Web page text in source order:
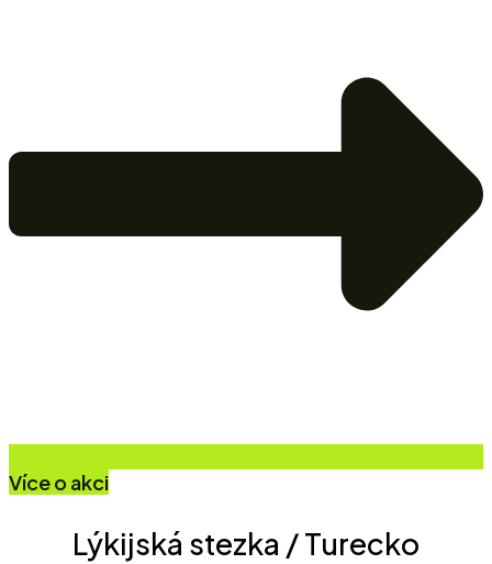
Více o akci
Lýkijská stezka / Turecko